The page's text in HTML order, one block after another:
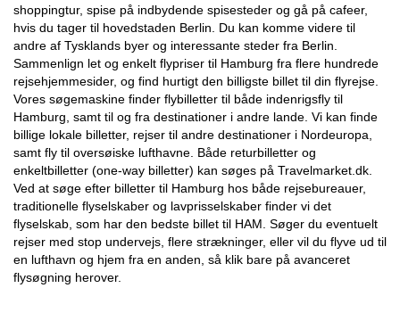
shoppingtur, spise på indbydende spisesteder og gå på cafeer,
hvis du tager til hovedstaden Berlin. Du kan komme videre til
andre af Tysklands byer og interessante steder fra Berlin.
Sammenlign let og enkelt flypriser til Hamburg fra flere hundrede
rejsehjemmesider, og find hurtigt den billigste billet til din flyrejse.
Vores søgemaskine finder flybilletter til både indenrigsfly til
Hamburg, samt til og fra destinationer i andre lande. Vi kan finde
billige lokale billetter, rejser til andre destinationer i Nordeuropa,
samt fly til oversøiske lufthavne. Både returbilletter og
enkeltbilletter (one-way billetter) kan søges på Travelmarket.dk.
Ved at søge efter billetter til Hamburg hos både rejsebureauer,
traditionelle flyselskaber og lavprisselskaber finder vi det
flyselskab, som har den bedste billet til HAM. Søger du eventuelt
rejser med stop undervejs, flere strækninger, eller vil du flyve ud til
en lufthavn og hjem fra en anden, så klik bare på avanceret
flysøgning herover.